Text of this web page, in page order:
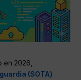
en 2026,
(SOTA)